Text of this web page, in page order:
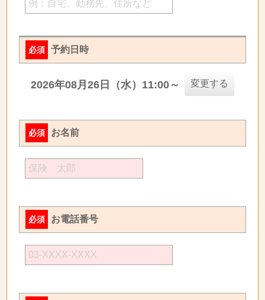
必須 予約日時
2026年08月26日（水）11:00～ 変更する
必須 お名前
必須 お電話番号